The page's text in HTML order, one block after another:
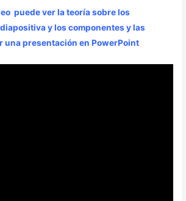
puede ver la teoría sobre los
y los componentes y las
una presentación en PowerPoint